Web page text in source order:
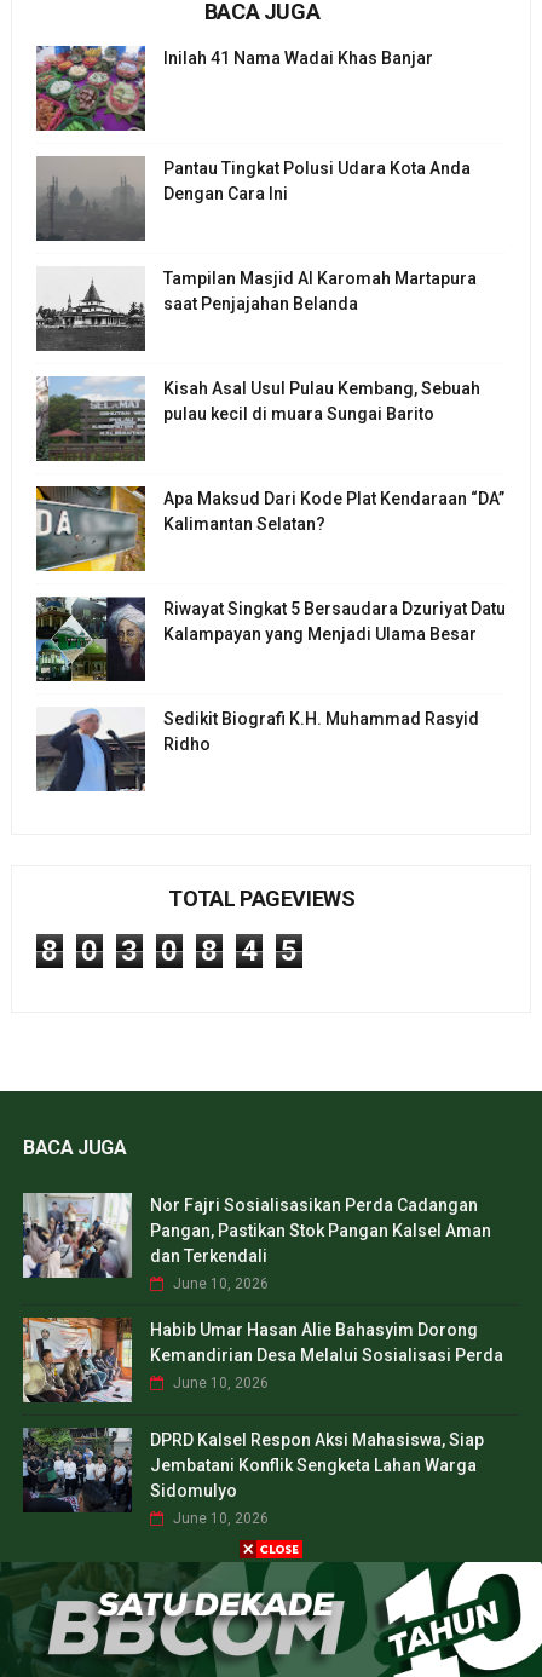
BACA JUGA
Inilah 41 Nama Wadai Khas Banjar
Pantau Tingkat Polusi Udara Kota Anda
Dengan Cara Ini
Tampilan Masjid Al Karomah Martapura
saat Penjajahan Belanda
Kisah Asal Usul Pulau Kembang, Sebuah
pulau kecil di muara Sungai Barito
Apa Maksud Dari Kode Plat Kendaraan “DA”
Kalimantan Selatan?
Riwayat Singkat 5 Bersaudara Dzuriyat Datu
Kalampayan yang Menjadi Ulama Besar
Sedikit Biografi K.H. Muhammad Rasyid
Ridho
TOTAL PAGEVIEWS
8 0 3 0 8 4 5
BACA JUGA
Nor Fajri Sosialisasikan Perda Cadangan
Pangan, Pastikan Stok Pangan Kalsel Aman
dan Terkendali
June 10, 2026
Habib Umar Hasan Alie Bahasyim Dorong
Kemandirian Desa Melalui Sosialisasi Perda
June 10, 2026
DPRD Kalsel Respon Aksi Mahasiswa, Siap
Jembatani Konflik Sengketa Lahan Warga
Sidomulyo
June 10, 2026
CREATED BY SORATEMPLATES| DISTRIBUTED BY TEMPLATES